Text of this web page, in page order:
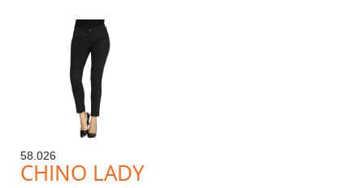
58.026
CHINO LADY